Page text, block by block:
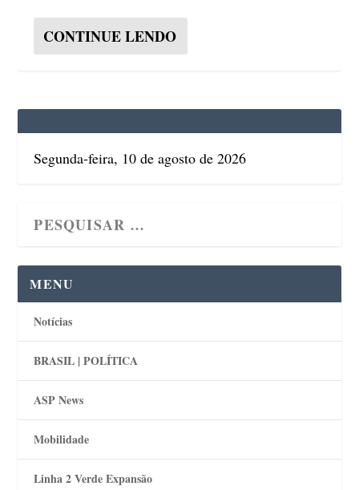
CONTINUE LENDO
Segunda-feira, 10 de agosto de 2026
MENU
Notícias
BRASIL | POLÍTICA
ASP News
Mobilidade
Linha 2 Verde Expansão